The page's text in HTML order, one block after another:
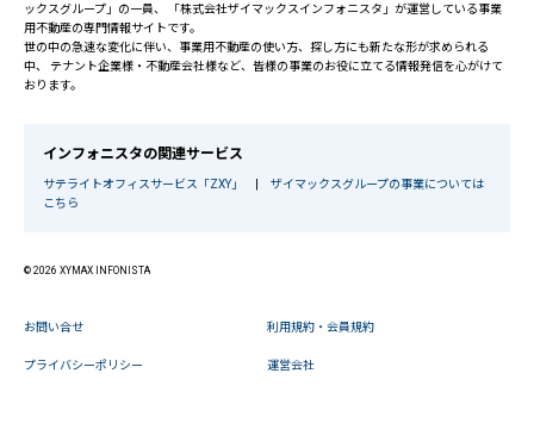
ックスグループ」の一員、 「株式会社ザイマックスインフォニスタ」が運営している事業
用不動産の専門情報サイトです。
世の中の急速な変化に伴い、事業用不動産の使い方、探し方にも新たな形が求められる
中、 テナント企業様・不動産会社様など、皆様の事業のお役に立てる情報発信を心がけて
おります。
インフォニスタの関連サービス
サテライトオフィスサービス「ZXY」
ザイマックスグループの事業については
こちら
© 2026 XYMAX INFONISTA
お問い合せ 利用規約・会員規約
プライバシーポリシー 運営会社